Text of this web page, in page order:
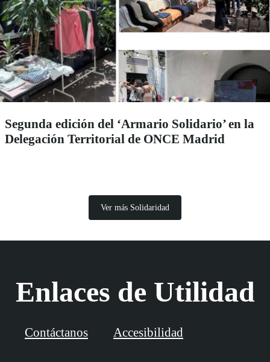
Segunda edición del ‘Armario Solidario’ en la
Delegación Territorial de ONCE Madrid
Ver más Solidaridad
Enlaces de Utilidad
Contáctanos Accesibilidad